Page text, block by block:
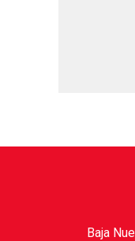
Baja